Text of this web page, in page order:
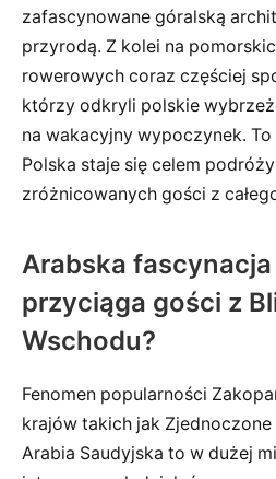
zafascynowane góralską
przyrodą. Z kolei na
rowerowych coraz częściej
którzy odkryli polskie
na wakacyjny wypoczynek.
Polska staje się celem
zróżnicowanych gości z
Arabska fascynacja
przyciąga gości z
Wschodu?
Fenomen popularności
krajów takich jak
Arabia Saudyjska to w dużej